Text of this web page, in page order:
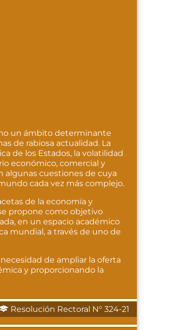
un ámbito determinante
de rabiosa actualidad. La
de los Estados, la volatilidad
económico, comercial y
algunas cuestiones de cuya
cada vez más complejo.
de la economía y
propone como objetivo
en un espacio académico
mundial, a través de uno de
de ampliar la oferta
y proporcionando la
Resolución Rectoral N° 324-21